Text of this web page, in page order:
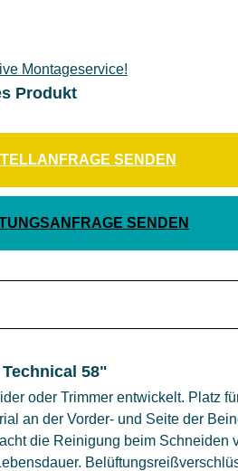
Montageservice!
Produkt
SENDEN
SENDEN
58"
oder Trimmer entwickelt. Platz
an der Vorder- und Seite der
die Reinigung beim Schneiden